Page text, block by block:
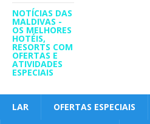
NOTÍCIAS DAS
MALDIVAS -
OS MELHORES
HOTÉIS,
RESORTS COM
OFERTAS E
ATIVIDADES
ESPECIAIS
LAR OFERTAS ESPECIAIS